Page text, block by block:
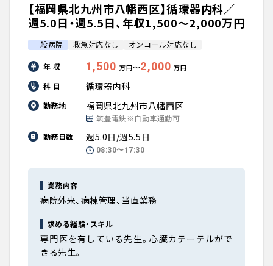
【福岡県北九州市八幡西区】循環器内科／
週5.0日・週5.5日、年収1,500〜2,000万円
一般病院 救急対応なし オンコール対応なし
年 収 1,500 万円〜2,000 万円
科 目 循環器内科
勤務地 福岡県北九州市八幡西区
筑豊電鉄※自動車通勤可
勤務日数
週5.0日/週5.5日
08:30〜17:30
業務内容
病院外来、病棟管理、当直業務
求める経験・スキル
専門医を有している先生。心臓カテーテルがで
きる先生。